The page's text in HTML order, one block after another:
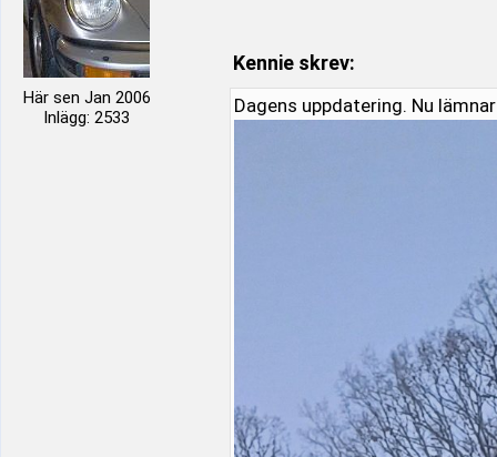
Här sen Jan 2006
Inlägg: 2533
Kennie skrev:
Dagens uppdatering. Nu